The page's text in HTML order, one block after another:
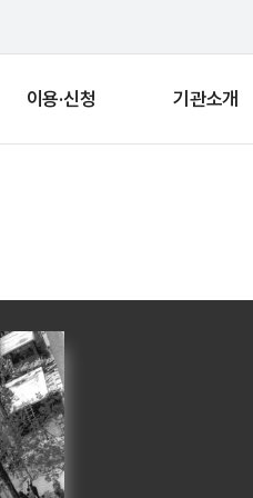
이용·신청 기관소개